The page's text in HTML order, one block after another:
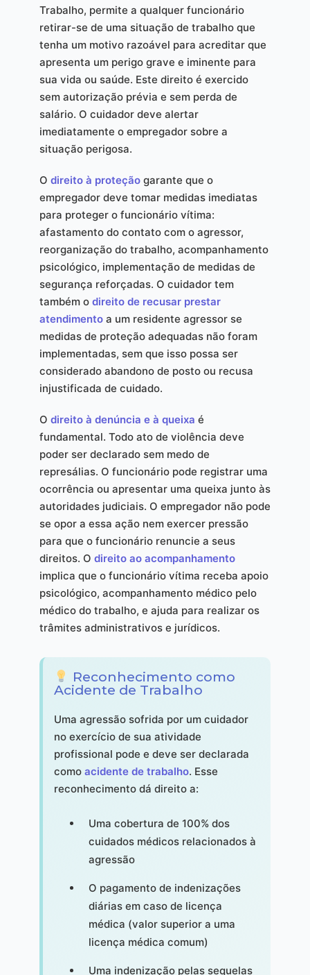
Trabalho, permite a qualquer funcionário
retirar-se de uma situação de trabalho que
tenha um motivo razoável para acreditar que
apresenta um perigo grave e iminente para
sua vida ou saúde. Este direito é exercido
sem autorização prévia e sem perda de
salário. O cuidador deve alertar
imediatamente o empregador sobre a
situação perigosa.
O direito à proteçãogarante que o
empregador deve tomar medidas imediatas
para proteger o funcionário vítima:
afastamento do contato com o agressor,
reorganização do trabalho, acompanhamento
psicológico, implementação de medidas de
segurança reforçadas. O cuidador tem
também o direito de recusar prestar
atendimentoa um residente agressor se
medidas de proteção adequadas não foram
implementadas, sem que isso possa ser
considerado abandono de posto ou recusa
injustificada de cuidado.
O direito à denúncia e à queixa é
fundamental. Todo ato de violência deve
poder ser declarado sem medo de
represálias. O funcionário pode registrar uma
ocorrência ou apresentar uma queixa junto às
autoridades judiciais. O empregador não pode
se opor a essa ação nem exercer pressão
para que o funcionário renuncie a seus
direitos. O direito ao acompanhamento
implica que o funcionário vítima receba apoio
psicológico, acompanhamento médico pelo
médico do trabalho, e ajuda para realizar os
trâmites administrativos e jurídicos.
Reconhecimento como
Acidente de Trabalho
Uma agressão sofrida por um cuidador
no exercício de sua atividade
profissional pode e deve ser declarada
como acidente de trabalho. Esse
reconhecimento dá direito a:
Uma cobertura de 100% dos
cuidados médicos relacionados à
agressão
O pagamento de indenizações
diárias em caso de licença
médica (valor superior a uma
licença médica comum)
Uma indenização pelas sequelas